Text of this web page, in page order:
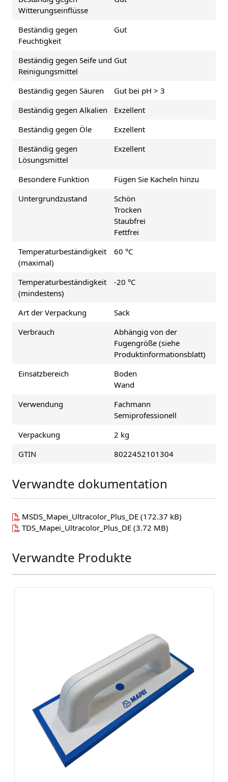
Witterungseinflüsse
Beständig gegen
Feuchtigkeit
Gut
Beständig gegen Seife und
Reinigungsmittel
Gut
Beständig gegen Säuren
Gut bei pH > 3
Beständig gegen Alkalien
Exzellent
Beständig gegen Öle
Exzellent
Beständig gegen
Lösungsmittel
Exzellent
Besondere Funktion
Fügen Sie Kacheln hinzu
Untergrundzustand
Schön
Trocken
Staubfrei
Fettfrei
Temperaturbeständigkeit
(maximal)
60 °C
Temperaturbeständigkeit
(mindestens)
-20 °C
Art der Verpackung
Sack
Verbrauch
Abhängig von der
Fugengröße (siehe
Produktinformationsblatt)
Einsatzbereich
Boden
Wand
Verwendung
Fachmann
Semiprofessionell
Verpackung
2 kg
GTIN
8022452101304
Verwandte dokumentation
MSDS_Mapei_Ultracolor_Plus_DE (172.37 kB)
TDS_Mapei_Ultracolor_Plus_DE (3.72 MB)
Press to skip carousel
Verwandte Produkte